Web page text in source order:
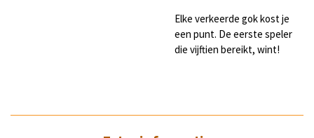
Elke verkeerde gok kost je
een punt. De eerste speler
die vijftien bereikt, wint!